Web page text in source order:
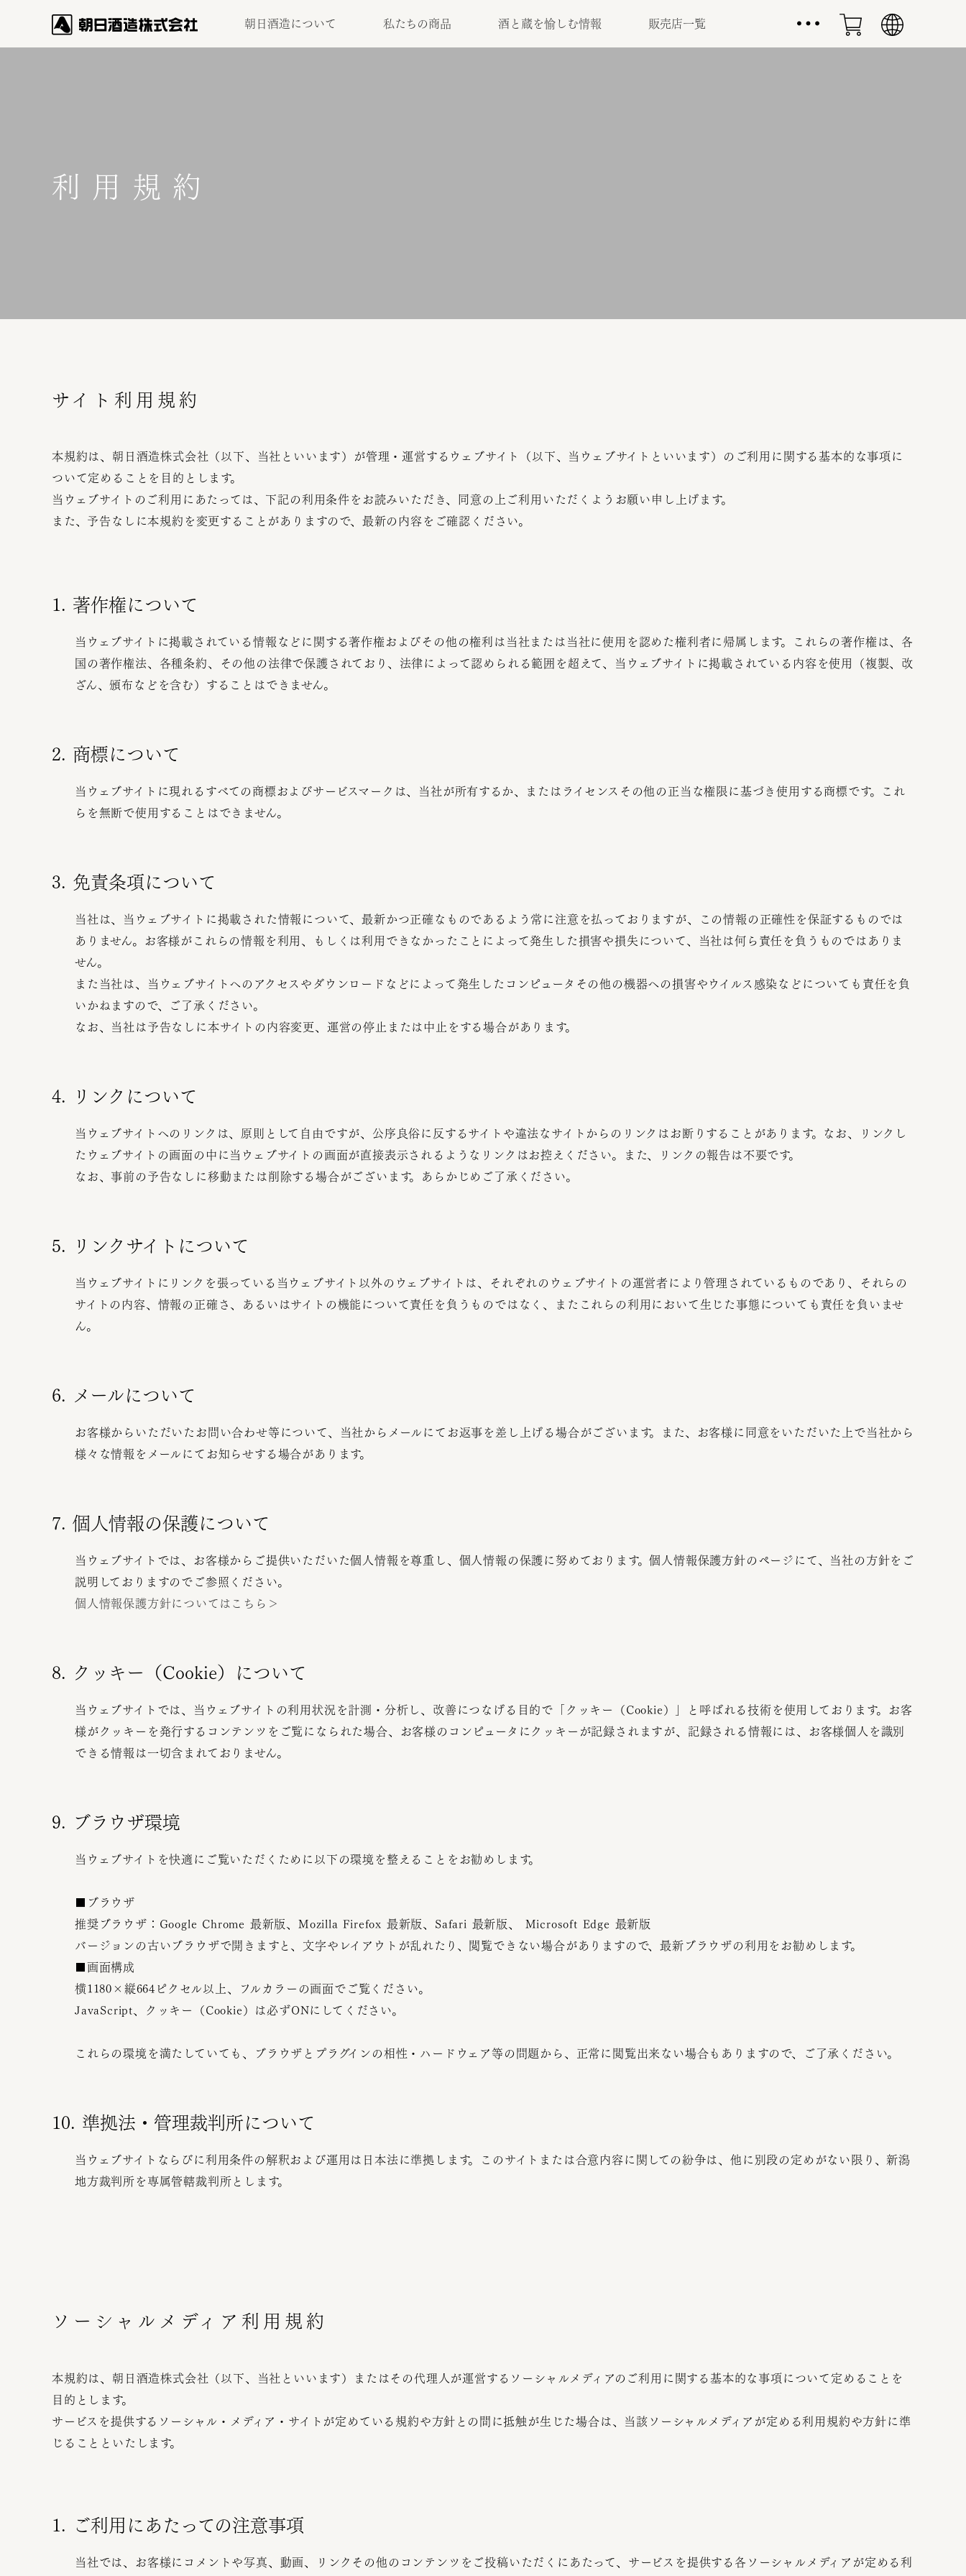
朝日酒造について 私たちの商品 酒と蔵を愉しむ情報 販売店一覧
利用規約
サイト利用規約
本規約は、朝日酒造株式会社（以下、当社といいます）が管理・運営するウェブサイト（以下、当ウェブサイトといいます）のご利用に関する基本的な事項に
ついて定めることを目的とします。
当ウェブサイトのご利用にあたっては、下記の利用条件をお読みいただき、同意の上ご利用いただくようお願い申し上げます。
また、予告なしに本規約を変更することがありますので、最新の内容をご確認ください。
1. 著作権について
当ウェブサイトに掲載されている情報などに関する著作権およびその他の権利は当社または当社に使用を認めた権利者に帰属します。これらの著作権は、各
国の著作権法、各種条約、その他の法律で保護されており、法律によって認められる範囲を超えて、当ウェブサイトに掲載されている内容を使用（複製、改
ざん、頒布などを含む）することはできません。
2. 商標について
当ウェブサイトに現れるすべての商標およびサービスマークは、当社が所有するか、またはライセンスその他の正当な権限に基づき使用する商標です。これ
らを無断で使用することはできません。
3. 免責条項について
当社は、当ウェブサイトに掲載された情報について、最新かつ正確なものであるよう常に注意を払っておりますが、この情報の正確性を保証するものでは
ありません。お客様がこれらの情報を利用、もしくは利用できなかったことによって発生した損害や損失について、当社は何ら責任を負うものではありま
せん。
また当社は、当ウェブサイトへのアクセスやダウンロードなどによって発生したコンピュータその他の機器への損害やウイルス感染などについても責任を負
いかねますので、ご了承ください。
なお、当社は予告なしに本サイトの内容変更、運営の停止または中止をする場合があります。
4. リンクについて
当ウェブサイトへのリンクは、原則として自由ですが、公序良俗に反するサイトや違法なサイトからのリンクはお断りすることがあります。なお、リンクし
たウェブサイトの画面の中に当ウェブサイトの画面が直接表示されるようなリンクはお控えください。また、リンクの報告は不要です。
なお、事前の予告なしに移動または削除する場合がございます。あらかじめご了承ください。
5. リンクサイトについて
当ウェブサイトにリンクを張っている当ウェブサイト以外のウェブサイトは、それぞれのウェブサイトの運営者により管理されているものであり、それらの
サイトの内容、情報の正確さ、あるいはサイトの機能について責任を負うものではなく、またこれらの利用において生じた事態についても責任を負いませ
ん。
6. メールについて
お客様からいただいたお問い合わせ等について、当社からメールにてお返事を差し上げる場合がございます。また、お客様に同意をいただいた上で当社から
様々な情報をメールにてお知らせする場合があります。
7. 個人情報の保護について
当ウェブサイトでは、お客様からご提供いただいた個人情報を尊重し、個人情報の保護に努めております。個人情報保護方針のページにて、当社の方針をご
説明しておりますのでご参照ください。
個人情報保護方針についてはこちら＞
8. クッキー（Cookie）について
当ウェブサイトでは、当ウェブサイトの利用状況を計測・分析し、改善につなげる目的で「クッキー（Cookie）」と呼ばれる技術を使用しております。お客
様がクッキーを発行するコンテンツをご覧になられた場合、お客様のコンピュータにクッキーが記録されますが、記録される情報には、お客様個人を識別
できる情報は一切含まれておりません。
9. ブラウザ環境
当ウェブサイトを快適にご覧いただくために以下の環境を整えることをお勧めします。
■ブラウザ
推奨ブラウザ：Google Chrome 最新版、Mozilla Firefox 最新版、Safari 最新版、 Microsoft Edge 最新版
バージョンの古いブラウザで開きますと、文字やレイアウトが乱れたり、閲覧できない場合がありますので、最新ブラウザの利用をお勧めします。
■画面構成
横1180×縦664ピクセル以上、フルカラーの画面でご覧ください。
JavaScript、クッキー（Cookie）は必ずONにしてください。
これらの環境を満たしていても、ブラウザとプラグインの相性・ハードウェア等の問題から、正常に閲覧出来ない場合もありますので、ご了承ください。
10. 準拠法・管理裁判所について
当ウェブサイトならびに利用条件の解釈および運用は日本法に準拠します。このサイトまたは合意内容に関しての紛争は、他に別段の定めがない限り、新潟
地方裁判所を専属管轄裁判所とします。
ソーシャルメディア利用規約
本規約は、朝日酒造株式会社（以下、当社といいます）またはその代理人が運営するソーシャルメディアのご利用に関する基本的な事項について定めることを
目的とします。
サービスを提供するソーシャル・メディア・サイトが定めている規約や方針との間に抵触が生じた場合は、当該ソーシャルメディアが定める利用規約や方針に準
じることといたします。
1. ご利用にあたっての注意事項
当社では、お客様にコメントや写真、動画、リンクその他のコンテンツをご投稿いただくにあたって、サービスを提供する各ソーシャルメディアが定める利